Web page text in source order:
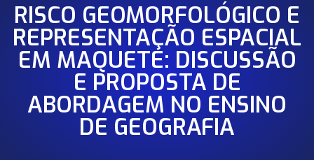
RISCO GEOMORFOLÓGICO E
REPRESENTAÇÃO ESPACIAL
EM MAQUETE: DISCUSSÃO
E PROPOSTA DE
ABORDAGEM NO ENSINO
DE GEOGRAFIA